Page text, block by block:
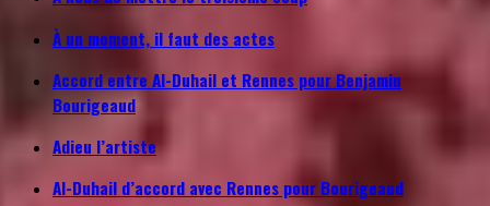
À un moment, il faut des actes
Accord entre Al-Duhail et Rennes pour Benjamin
Bourigeaud
Adieu l’artiste
Al-Duhail d’accord avec Rennes pour Bourigeaud